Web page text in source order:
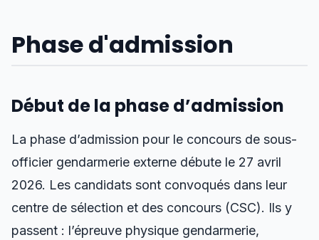
Phase d'admission
Début de la phase d’admission
La phase d’admission pour le concours de sous-
officier gendarmerie externe débute le 27 avril
2026. Les candidats sont convoqués dans leur
centre de sélection et des concours (CSC). Ils y
passent : l’épreuve physique gendarmerie,